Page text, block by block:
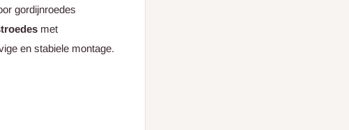
gordijnroedes
met
en stabiele montage.